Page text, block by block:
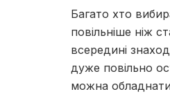
Багато хто
повільніше ніж
всередині
дуже повільно
можна